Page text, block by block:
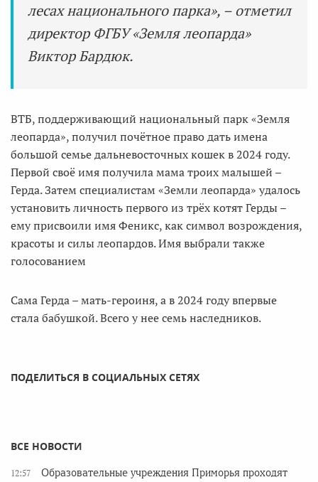
лесах национального парка», – отметил
директор ФГБУ «Земля леопарда»
Виктор Бардюк.
ВТБ, поддерживающий национальный парк «Земля
леопарда», получил почётное право дать имена
большой семье дальневосточных кошек в 2024 году.
Первой своё имя получила мама троих малышей –
Герда. Затем специалистам «Земли леопарда» удалось
установить личность первого из трёх котят Герды –
ему присвоили имя Феникс, как символ возрождения,
красоты и силы леопардов. Имя выбрали также
голосованием
Сама Герда – мать-героиня, а в 2024 году впервые
стала бабушкой. Всего у нее семь наследников.
ПОДЕЛИТЬСЯ В СОЦИАЛЬНЫХ СЕТЯХ
ВСЕ НОВОСТИ
12:57
Образовательные учреждения Приморья проходят